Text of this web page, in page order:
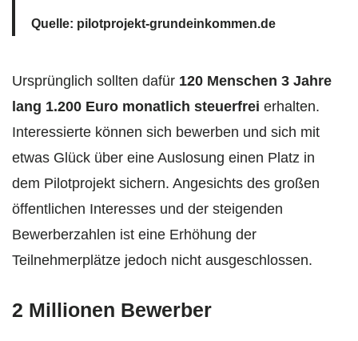
Quelle: pilotprojekt-grundeinkommen.de
Ursprünglich sollten dafür 120 Menschen 3 Jahre
lang 1.200 Euro monatlich steuerfrei erhalten.
Interessierte können sich bewerben und sich mit
etwas Glück über eine Auslosung einen Platz in
dem Pilotprojekt sichern. Angesichts des großen
öffentlichen Interesses und der steigenden
Bewerberzahlen ist eine Erhöhung der
Teilnehmerplätze jedoch nicht ausgeschlossen.
2 Millionen Bewerber